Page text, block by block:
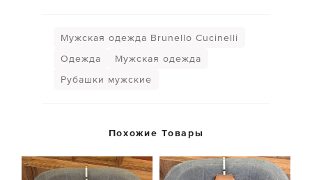
Мужская одежда Brunello Cucinelli
Одежда
Мужская одежда
Рубашки мужские
Похожие Товары